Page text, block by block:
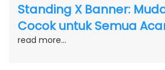
Standing X Banner:
Cocok untuk Semua
read more...